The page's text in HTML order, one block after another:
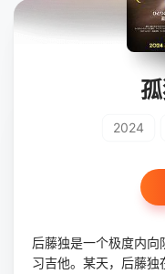
2024
后藤独是一个极度内
习吉他。某天，后藤